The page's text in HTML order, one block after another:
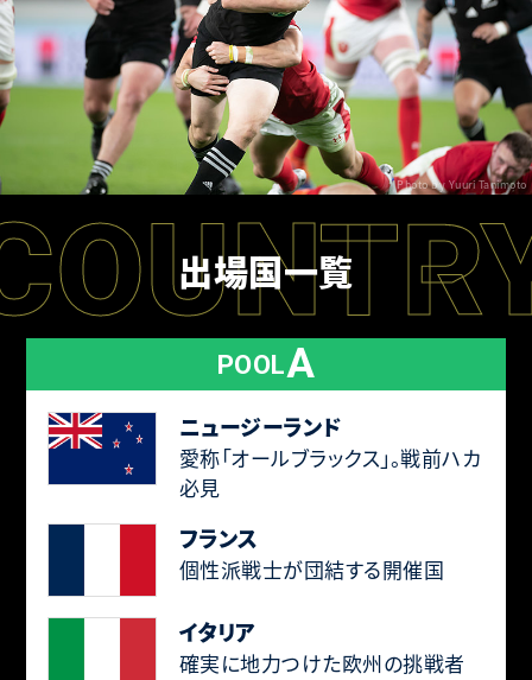
Photo by Yuuri Tanimoto
出場国一覧
POOLA
ニュージーランド
愛称「オールブラックス」。戦前ハカ
必見
フランス
個性派戦士が団結する開催国
イタリア
確実に地力つけた欧州の挑戦者